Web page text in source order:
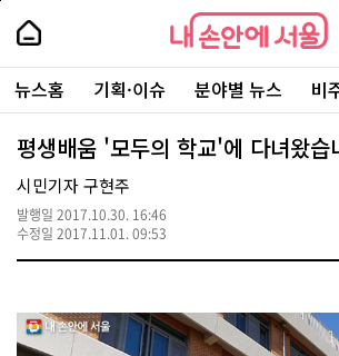
본
로
가
내
손
안
에
서
울
-
서
울
시
대
표
소
털
내
손
에
울
주
요
서
뉴스홈 기획·이슈 분야별 뉴스 비
평생배움 '모두의 학교'에 다녀왔습
시민기자 구현주
발행일 2017.10.30. 16:46
수정일 2017.11.01. 09:53
페
상
단
로